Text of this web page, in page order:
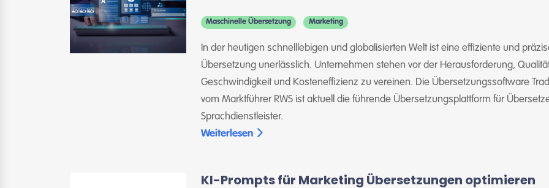
Maschinelle Übersetzung Marketing
In der heutigen schnelllebigen und globalisierten Welt ist eine effiziente und
Übersetzung unerlässlich. Unternehmen stehen vor der Herausforderung,
Geschwindigkeit und Kosteneffizienz zu vereinen. Die Übersetzungssoftware
vom Marktführer RWS ist aktuell die führende Übersetzungsplattform für
Sprachdienstleister.
Weiterlesen
KI-Prompts für Marketing Übersetzungen optimieren